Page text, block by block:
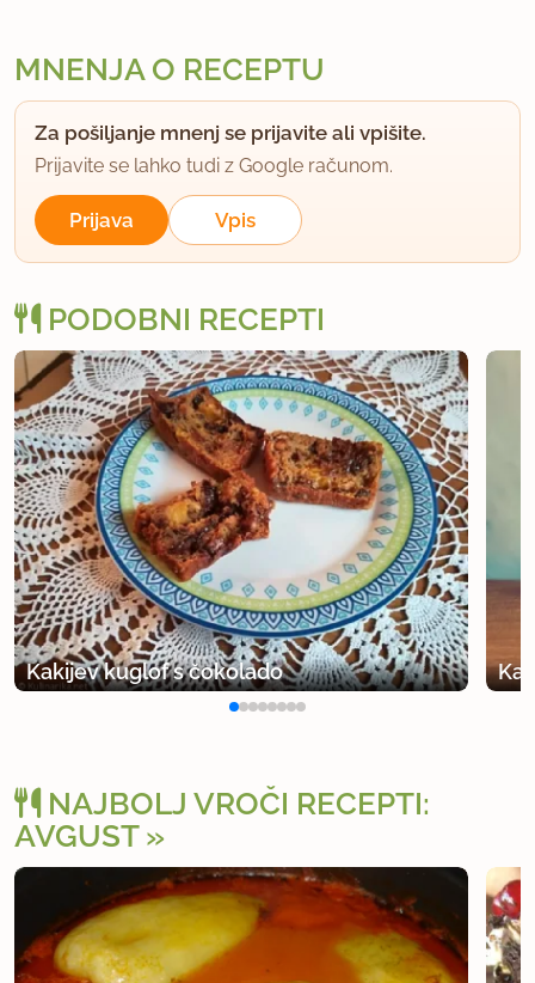
MNENJA O RECEPTU
Za pošiljanje mnenj se prijavite ali vpišite.
Prijavite se lahko tudi z Google računom.
Prijava Vpis
PODOBNI RECEPTI
Kakijev kuglof s čokolado
NAJBOLJ VROČI RECEPTI:
AVGUST